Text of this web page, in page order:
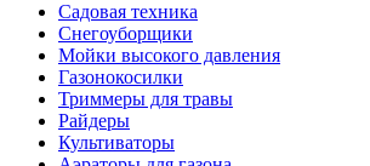
Садовая техника
Снегоуборщики
Мойки высокого давления
Газонокосилки
Триммеры для травы
Райдеры
Культиваторы